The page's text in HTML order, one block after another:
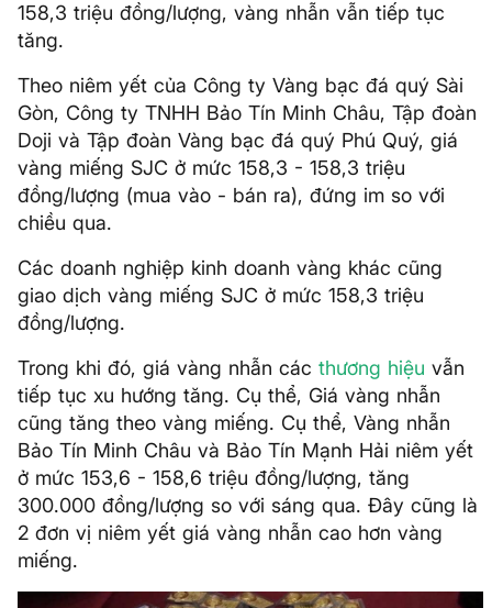
158,3 triệu đồng/lượng, vàng nhẫn vẫn tiếp tục
tăng.
Theo niêm yết của Công ty Vàng bạc đá quý Sài
Gòn, Công ty TNHH Bảo Tín Minh Châu, Tập đoàn
Doji và Tập đoàn Vàng bạc đá quý Phú Quý, giá
vàng miếng SJC ở mức 158,3 - 158,3 triệu
đồng/lượng (mua vào - bán ra), đứng im so với
chiều qua.
Các doanh nghiệp kinh doanh vàng khác cũng
giao dịch vàng miếng SJC ở mức 158,3 triệu
đồng/lượng.
Trong khi đó, giá vàng nhẫn các thương hiệu vẫn
tiếp tục xu hướng tăng. Cụ thể, Giá vàng nhẫn
cũng tăng theo vàng miếng. Cụ thể, Vàng nhẫn
Bảo Tín Minh Châu và Bảo Tín Mạnh Hải niêm yết
ở mức 153,6 - 158,6 triệu đồng/lượng, tăng
300.000 đồng/lượng so với sáng qua. Đây cũng là
2 đơn vị niêm yết giá vàng nhẫn cao hơn vàng
miếng.